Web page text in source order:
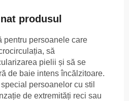
produsul
pentru persoanele care
să
pielii și să se
de baie intens încălzitoare.
persoanelor cu stil
de extremități reci sau